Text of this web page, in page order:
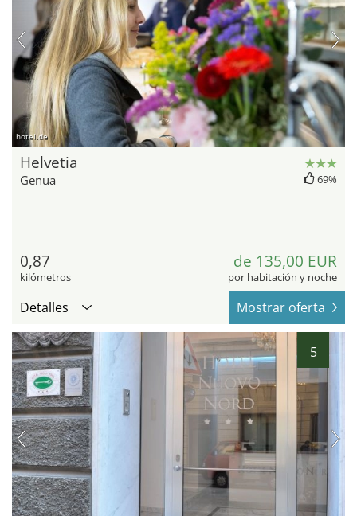
hotel.de
Helvetia
Genua 69%
0,87
kilómetros
de 135,00 EUR
por habitación y noche
Detalles Mostrar oferta
5